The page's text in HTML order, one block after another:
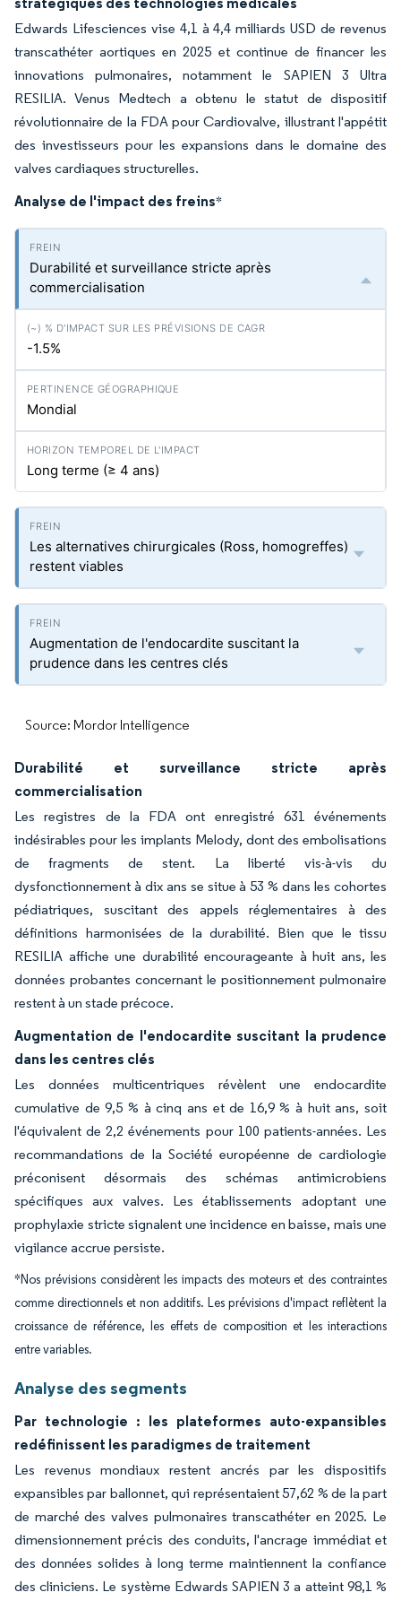
Edwards Lifesciences vise 4,1 à 4,4 milliards USD de revenus
transcathéter aortiques en 2025 et continue de financer les
innovations pulmonaires, notamment le SAPIEN 3 Ultra
RESILIA. Venus Medtech a obtenu le statut de dispositif
révolutionnaire de la FDA pour Cardiovalve, illustrant l'appétit
des investisseurs pour les expansions dans le domaine des
valves cardiaques structurelles.
Analyse de l'impact des freins*
Durabilité et surveillance stricte après
commercialisation
-1.5%
Mondial
Long terme (≥ 4 ans)
Les alternatives chirurgicales (Ross, homogreffes)
restent viables
Augmentation de l'endocardite suscitant la
prudence dans les centres clés
Source: Mordor Intelligence
Durabilité et surveillance stricte après
commercialisation
Les registres de la FDA ont enregistré 631 événements
indésirables pour les implants Melody, dont des embolisations
de fragments de stent. La liberté vis-à-vis du
dysfonctionnement à dix ans se situe à 53 % dans les cohortes
pédiatriques, suscitant des appels réglementaires à des
définitions harmonisées de la durabilité. Bien que le tissu
RESILIA affiche une durabilité encourageante à huit ans, les
données probantes concernant le positionnement pulmonaire
restent à un stade précoce.
Augmentation de l'endocardite suscitant la prudence
dans les centres clés
Les données multicentriques révèlent une endocardite
cumulative de 9,5 % à cinq ans et de 16,9 % à huit ans, soit
l'équivalent de 2,2 événements pour 100 patients-années. Les
recommandations de la Société européenne de cardiologie
préconisent désormais des schémas antimicrobiens
spécifiques aux valves. Les établissements adoptant une
prophylaxie stricte signalent une incidence en baisse, mais une
vigilance accrue persiste.
*Nos prévisions considèrent les impacts des moteurs et des contraintes
comme directionnels et non additifs. Les prévisions d'impact reflètent la
croissance de référence, les effets de composition et les interactions
entre variables.
Analyse des segments
Par technologie : les plateformes auto-expansibles
redéfinissent les paradigmes de traitement
Les revenus mondiaux restent ancrés par les dispositifs
expansibles par ballonnet, qui représentaient 57,62 % de la part
de marché des valves pulmonaires transcathéter en 2025. Le
dimensionnement précis des conduits, l'ancrage immédiat et
des données solides à long terme maintiennent la confiance
des cliniciens. Le système Edwards SAPIEN 3 a atteint 98,1 %